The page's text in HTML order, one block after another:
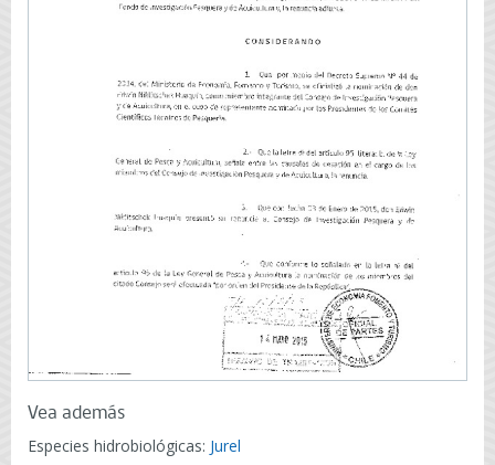
Vea además
Especies hidrobiológicas: Jurel